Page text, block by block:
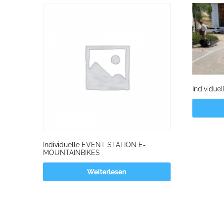
Individuelle EVENT STATION E-
MOUNTAINBIKES
Weiterlesen